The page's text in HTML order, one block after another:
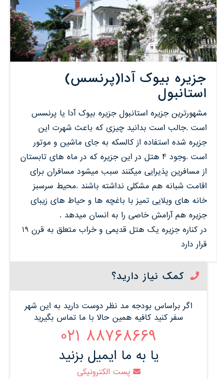
جزیره بیوک آدا(پرنسس)
استانبول
مشهورترین جزیره استانبول جزیره بیوک آدا یا پرنسس
است .جالب است بدانید چیزی که باعث شهرت این
جزیره شده استفاده از کالسکه به جای ماشین و موتور
است .وجود 4 هتل در این جزیره که در ماه های تابستان
از مسافرین پذیرایی میکنند سبب میشود مسافران برای
اقامت شبانه هم مشکلی نداشته باشند .محیط سرسبز
خانه های ویلایی تمیز با باغچه ها و حیاط های زیبای
جزیره هم آرامش خاصی را به انسان میدهد .
در کناره جزیره یک هتل قدیمی و خراب متعلق به قرن 19
قرار دارد
کمک نیاز دارید؟
اگر براساس بودجه مد نظر دوست دارید به این شهر
سفر کنید کافیه همین حالا با ما تماس بگیرید
88768669 021
یا به ما ایمیل بزنید
پست الکترونیکی